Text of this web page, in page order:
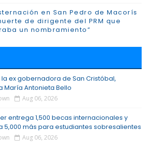
en San Pedro de Macorís
de dirigente del PRM que
un nombramiento”
la ex gobernadora de San Cristóbal,
María Antonieta Bello
Aug 06, 2026
entrega 1,500 becas internacionales y
5,000 más para estudiantes sobresalientes
Aug 06, 2026